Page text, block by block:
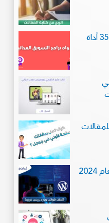
قم بتوسيع جهودك التسويقية: 35 أداة